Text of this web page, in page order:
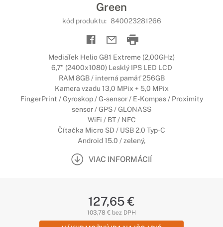
Green
kód produktu: 840023281266
MediaTek Helio G81 Extreme (2,00GHz)
6,7" (2400x1080) Lesklý IPS LED LCD
RAM 8GB / interná pamäť 256GB
Kamera vzadu 13,0 MPix + 5,0 MPix
FingerPrint / Gyroskop / G-sensor / E-Kompas / Proximity
sensor / GPS / GLONASS
WiFi / BT / NFC
Čítačka Micro SD / USB 2.0 Typ-C
Android 15.0 / zelený,
VIAC INFORMÁCIÍ
127,65 €
103,78 € bez DPH